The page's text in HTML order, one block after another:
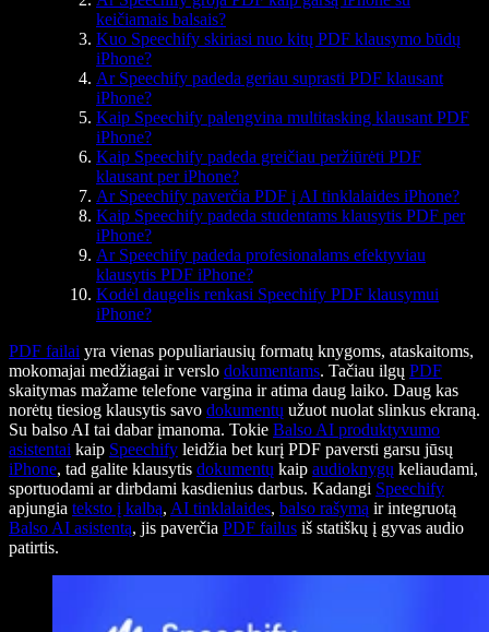
keičiamais balsais?
Kuo Speechify skiriasi nuo kitų PDF klausymo būdų
iPhone?
Ar Speechify padeda geriau suprasti PDF klausant
iPhone?
Kaip Speechify palengvina multitasking klausant PDF
iPhone?
Kaip Speechify padeda greičiau peržiūrėti PDF
klausant per iPhone?
Ar Speechify paverčia PDF į AI tinklalaides iPhone?
Kaip Speechify padeda studentams klausytis PDF per
iPhone?
Ar Speechify padeda profesionalams efektyviau
klausytis PDF iPhone?
Kodėl daugelis renkasi Speechify PDF klausymui
iPhone?
PDF failai yra vienas populiariausių formatų knygoms, ataskaitoms,
mokomajai medžiagai ir verslo dokumentams. Tačiau ilgų PDF
skaitymas mažame telefone vargina ir atima daug laiko. Daug kas
norėtų tiesiog klausytis savo dokumentų užuot nuolat slinkus ekraną.
Su balso AI tai dabar įmanoma. Tokie Balso AI produktyvumo
asistentai kaip Speechify leidžia bet kurį PDF paversti garsu jūsų
iPhone, tad galite klausytis dokumentų kaip audioknygų keliaudami,
sportuodami ar dirbdami kasdienius darbus. Kadangi Speechify
apjungia teksto į kalbą, AI tinklalaides, balso rašymą ir integruotą
Balso AI asistentą, jis paverčia PDF failus iš statiškų į gyvas audio
patirtis.